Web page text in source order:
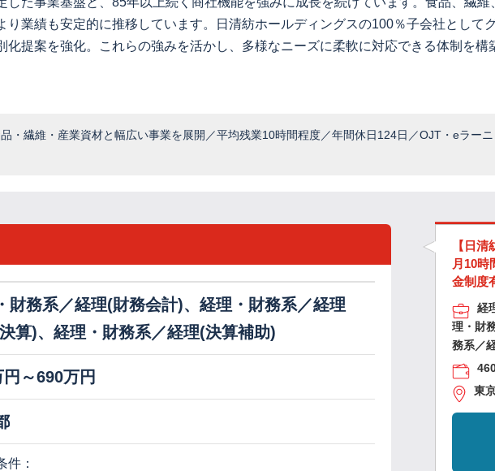
り業績も安定的に推移しています。日清紡ホールディングスの100％子会社として
提案を強化。これらの強みを活かし、多様なニーズに柔軟に対応できる体制を構
・繊維・産業資材と幅広い事業を展開／平均残業10時間程度／年間休日124日／OJT・eラーニ
財務系／経理(財務会計)、経理・財務系／経理
算)、経理・財務系／経理(決算補助)
～690万円
件：
【日
月10時
金制度
経
理・財
務系／
東